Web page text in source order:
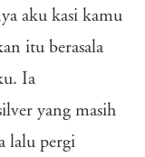
aku kasi kamu
itu berasala
Ia
yang masih
lalu pergi